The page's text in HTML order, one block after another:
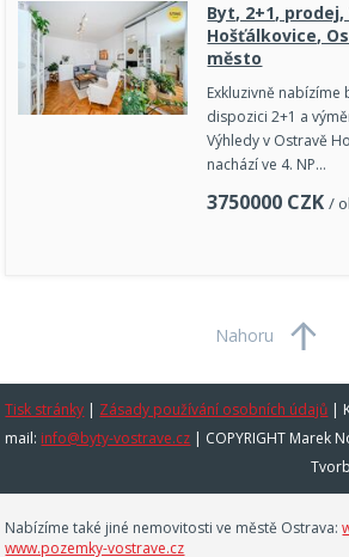
Byt, 2+1, prodej,
Hošťálkovice,
město
Exkluzivně
dispozici 2+1 a
Výhledy v Ostravě
nachází ve 4. NP…
3750000 CZK /
Nahoru
Tisk stránky | Zásady používání osobních údajů |
mail: info@byty-vostrave.cz | COPYRIGHT Marek
Nabízíme také jiné nemovitosti ve městě Ostrava:
www.pozemky-vostrave.cz